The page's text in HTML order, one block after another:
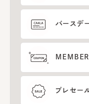
バースデ
プレセー